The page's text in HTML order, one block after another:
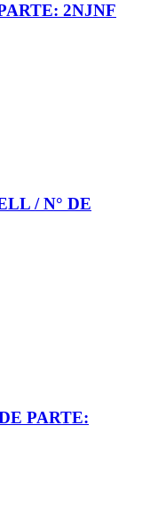
2NJNF
/ N° DE
PARTE: